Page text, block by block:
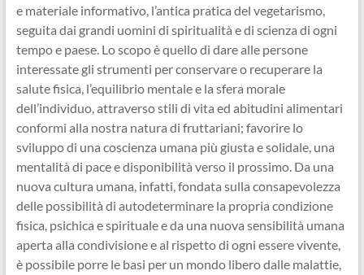
e materiale informativo, l’antica pratica del vegetarismo,
seguita dai grandi uomini di spiritualità e di scienza di ogni
tempo e paese. Lo scopo è quello di dare alle persone
interessate gli strumenti per conservare o recuperare la
salute fisica, l’equilibrio mentale e la sfera morale
dell’individuo, attraverso stili di vita ed abitudini alimentari
conformi alla nostra natura di fruttariani; favorire lo
sviluppo di una coscienza umana più giusta e solidale, una
mentalità di pace e disponibilità verso il prossimo. Da una
nuova cultura umana, infatti, fondata sulla consapevolezza
delle possibilità di autodeterminare la propria condizione
fisica, psichica e spirituale e da una nuova sensibilità umana
aperta alla condivisione e al rispetto di ogni essere vivente,
è possibile porre le basi per un mondo libero dalle malattie,